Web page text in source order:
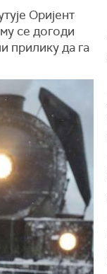
Оријент
се догоди
прилику да га